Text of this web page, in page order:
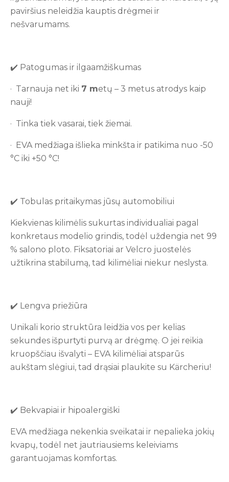
paviršius neleidžia kauptis drėgmei ir
nešvarumams.
✔️ Patogumas ir ilgaamžiškumas
· Tarnauja net iki 7 metų – 3 metus atrodys kaip
nauji!
· Tinka tiek vasarai, tiek žiemai.
· EVA medžiaga išlieka minkšta ir patikima nuo -50
°C iki +50 °C!
✔️ Tobulas pritaikymas jūsų automobiliui
Kiekvienas kilimėlis sukurtas individualiai pagal
konkretaus modelio grindis, todėl uždengia net 99
% salono ploto. Fiksatoriai ar Velcro juostelės
užtikrina stabilumą, tad kilimėliai niekur neslysta.
✔️ Lengva priežiūra
Unikali korio struktūra leidžia vos per kelias
sekundes išpurtyti purvą ar drėgmę. O jei reikia
kruopščiau išvalyti – EVA kilimėliai atsparūs
aukštam slėgiui, tad drąsiai plaukite su Kärcheriu!
✔️ Bekvapiai ir hipoalergiški
EVA medžiaga nekenkia sveikatai ir nepalieka jokių
kvapų, todėl net jautriausiems keleiviams
garantuojamas komfortas.